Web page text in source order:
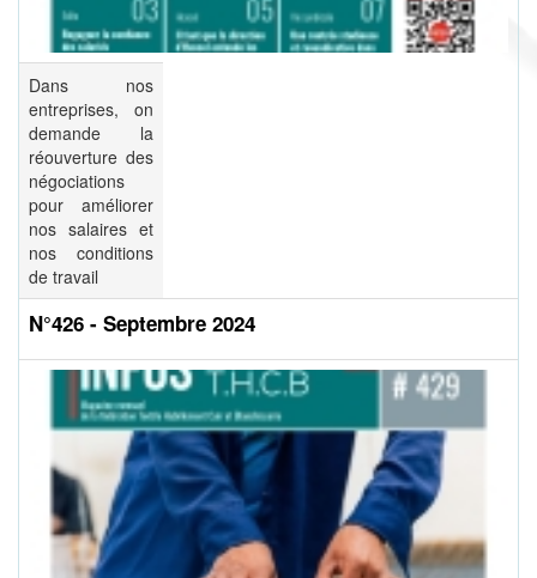
Dans nos
entreprises, on
demande la
réouverture des
négociations
pour améliorer
nos salaires et
nos conditions
de travail
N°426 - Septembre 2024